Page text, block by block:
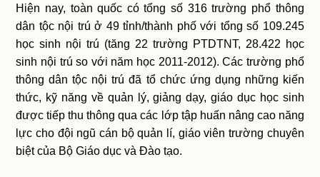
Hiện nay, toàn quốc có tổng số 316 trường phổ thông
dân tộc nội trú ở 49 tỉnh/thành phố với tổng số 109.245
học sinh nội trú (tăng 22 trường PTDTNT, 28.422 học
sinh nội trú so với năm học 2011-2012). Các trường phổ
thông dân tộc nội trú đã tổ chức ứng dụng những kiến
thức, kỹ năng về quản lý, giảng dạy, giáo dục học sinh
được tiếp thu thông qua các lớp tập huấn nâng cao năng
lực cho đội ngũ cán bộ quản lí, giáo viên trường chuyên
biệt của Bộ Giáo dục và Đào tạo.